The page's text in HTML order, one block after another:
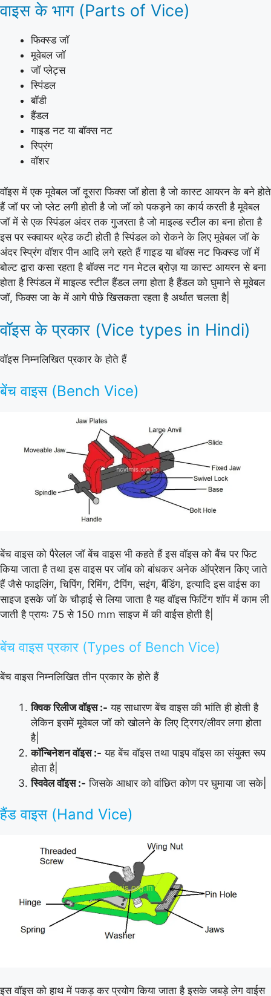
वाइस के भाग (Parts of Vice)
फिक्स्ड जॉ
मूवेबल जॉ
जॉ प्लेट्स
स्पिंडल
बॉडी
हैंडल
गाइड नट या बॉक्स नट
स्प्रिंग
वॉशर
वॉइस में एक मूवेबल जॉ दूसरा फिक्स जॉ होता है जो कास्ट आयरन के बने होते
हैं जॉ पर जो प्लेट लगी होती है जो जॉ को पकड़ने का कार्य करती है मूवेबल
जॉ में से एक स्पिंडल अंदर तक गुजरता है जो माइल्ड स्टील का बना होता है
इस पर स्क्वायर थ्रेड कटी होती है स्पिंडल को रोकने के लिए मूवेबल जॉ के
अंदर स्प्रिंग वॉशर पीन आदि लगे रहते हैं गाइड या बॉक्स नट फिक्स्ड जॉ में
बोल्ट द्वारा कसा रहता है बॉक्स नट गन मेटल ब्रोज़ या कास्ट आयरन से बना
होता है स्पिंडल में माइल्ड स्टील हैंडल लगा होता है हैंडल को घुमाने से मूवेबल
जॉ, फिक्स जा के में आगे पीछे खिसकता रहता है अर्थात चलता है|
वॉइस के प्रकार (Vice types in Hindi)
वॉइस निम्नलिखित प्रकार के होते हैं
बेंच वाइस (Bench Vice)
बेंच वाइस को पैरेलल जॉ बेंच वाइस भी कहते हैं इस वॉइस को बैंच पर फिट
किया जाता है तथा इस वाइस पर जॉब को बांधकर अनेक ऑप्रेशन किए जाते
हैं जैसे फाइलिंग, चिपिंग, रिमिंग, टैपिंग, सइंग, बैंडिंग, इत्यादि इस वाईस का
साइज इसके जॉ के चौड़ाई से लिया जाता है यह वॉइस फिटिंग शॉप में काम ली
जाती है प्रायः 75 से 150 mm साइज में की वाईस होती है|
बेंच वाइस प्रकार (Types of Bench Vice)
बेंच वाइस निम्नलिखित तीन प्रकार के होते हैं
क्विक रिलीज वॉइस :- यह साधारण बेंच वाइस की भांति ही होती है
लेकिन इसमें मूवेबल जॉ को खोलने के लिए ट्रिगर/लीवर लगा होता
है|
कॉन्बिनेशन वॉइस :- यह बेंच वॉइस तथा पाइप वॉइस का संयुक्त रूप
होता है|
स्विवेल वॉइस :- जिसके आधार को वांछित कोण पर घुमाया जा सके|
हैंड वाइस (Hand Vice)
इस वॉइस को हाथ में पकड़ कर प्रयोग किया जाता है इसके जबड़े लेग वाईस